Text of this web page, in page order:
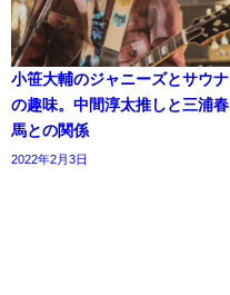
小笹大輔のジャニーズとサウナ
の趣味。中間淳太推しと三浦春
馬との関係
2022年2月3日